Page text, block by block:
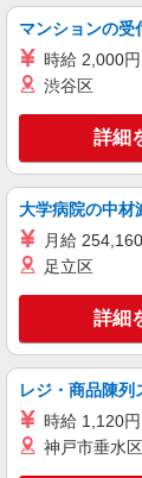
キ
紹介予定派遣
株式会社シエロ
マンションの受
時給 2,000円
渋谷区
詳細
大学病院の中材
月給
足立区
詳細
レジ・商品陳列
時給 1,120円
神戸市垂水区